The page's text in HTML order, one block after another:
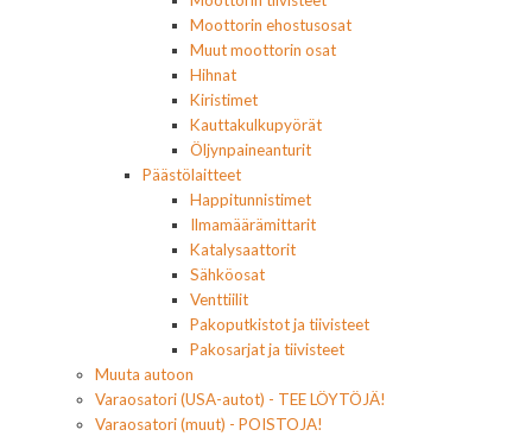
Moottorin ehostusosat
Muut moottorin osat
Hihnat
Kiristimet
Kauttakulkupyörät
Öljynpaineanturit
Päästölaitteet
Happitunnistimet
Ilmamäärämittarit
Katalysaattorit
Sähköosat
Venttiilit
Pakoputkistot ja tiivisteet
Pakosarjat ja tiivisteet
Muuta autoon
Varaosatori (USA-autot) - TEE LÖYTÖJÄ!
Varaosatori (muut) - POISTOJA!